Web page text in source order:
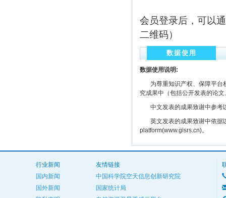
会员登录后，可以
二维码）
数据使用
数据使用说明:
为尊重知识产权、保障平台
究成果中（包括公开发表的论
中文发表的成果致谢中参考
英文发表的成果致谢中依据
platform(www.gisrs.cn)。
行业新闻
国内新闻
国外新闻
友情链接
中国科学院空天信息创新研究院
国家统计局